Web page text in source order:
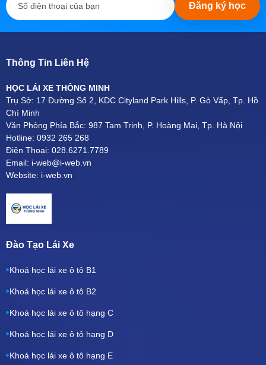
Đăng ký học
Thông Tin Liên Hệ
HỌC LÁI XE THÔNG MINH
Trụ Sở: 17 Đường Số 2, KDC Cityland Park Hills, P. Gò Vấp, Tp. Hồ
Chí Minh
Văn Phòng Phía Bắc: 987 Tam Trinh, P. Hoàng Mai, Tp. Hà Nội
Hotline: 0932 265 268
Điện Thoại: 028.6271.7789
Email: i-web@i-web.vn
Website: i-web.vn
Đào Tạo Lái Xe
Khoá học lái xe ô tô B1
Khoá học lái xe ô tô B2
Khoá học lái xe ô tô hạng C
Khoá học lái xe ô tô hạng D
Khoá học lái xe ô tô hạng E